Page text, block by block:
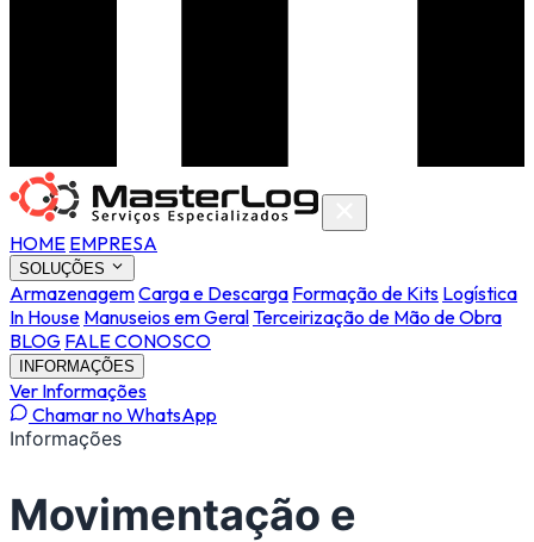
HOME EMPRESA
SOLUÇÕES
ArmazenagemCarga e Descarga Formação de Kits Logística
In House Manuseios em GeralTerceirização de Mão de Obra
BLOG FALE CONOSCO
INFORMAÇÕES
Ver Informações
Chamar no WhatsApp
Informações
Movimentação e